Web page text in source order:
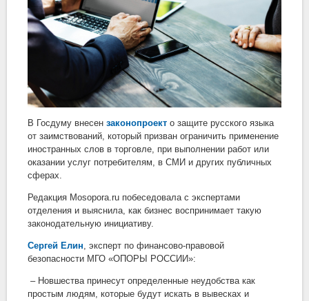
В Госдуму внесен законопроект о защите русского языка
от заимствований, который призван ограничить применение
иностранных слов в торговле, при выполнении работ или
оказании услуг потребителям, в СМИ и других публичных
сферах.
Редакция Mosopora.ru побеседовала с экспертами
отделения и выяснила, как бизнес воспринимает такую
законодательную инициативу.
Сергей Елин, эксперт по финансово-правовой
безопасности МГО «ОПОРЫ РОССИИ»:
– Новшества принесут определенные неудобства как
простым людям, которые будут искать в вывесках и